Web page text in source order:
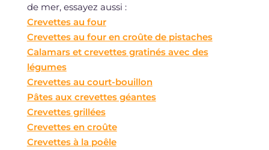
de mer, essayez aussi :
Crevettes au four
Crevettes au four en croûte de pistaches
Calamars et crevettes gratinés avec des
légumes
Crevettes au court-bouillon
Pâtes aux crevettes géantes
Crevettes grillées
Crevettes en croûte
Crevettes à la poêle